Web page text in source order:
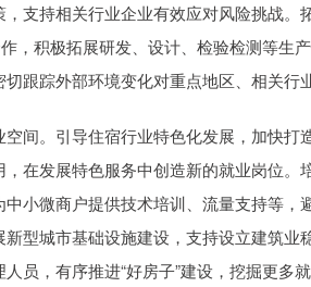
支持相关行业企业有效应对风险挑战。
，积极拓展研发、设计、检验检测等生
跟踪外部环境变化对重点地区、相关行
。引导住宿行业特色化发展，加快打
在发展特色服务中创造新的就业岗位。
小微商户提供技术培训、流量支持等，
型城市基础设施建设，支持设立建筑业
员，有序推进“好房子”建设，挖掘更多就